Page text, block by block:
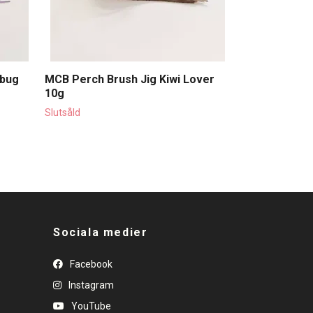
MCB Perch Brush Jig Kiwi Lover
10g
Slutsåld
Sociala medier
Facebook
Instagram
YouTube